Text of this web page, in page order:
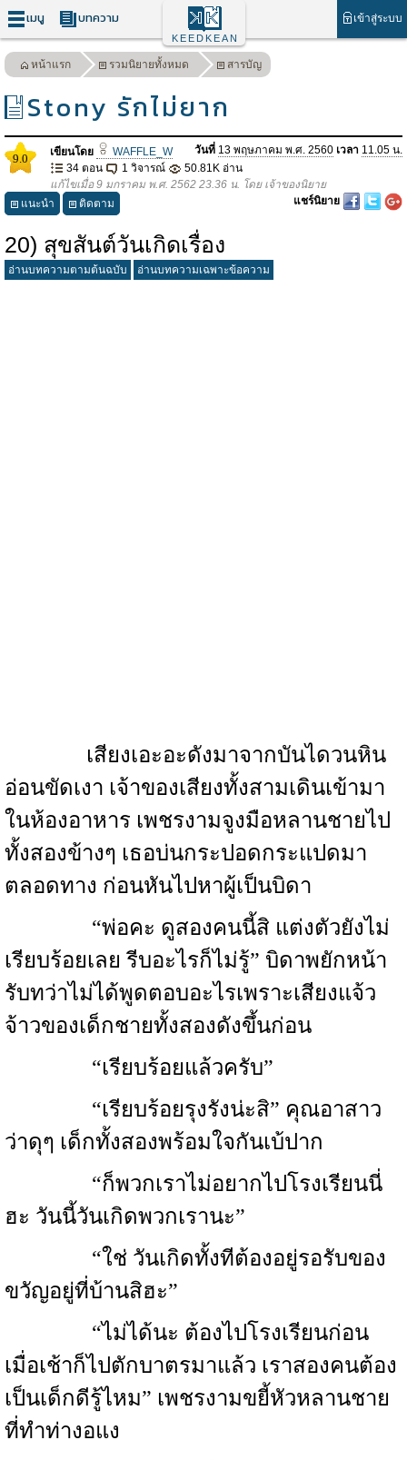
เมนู บทความ เข้าสู่ระบบ
KEEDKEAN
หน้าแรก รวมนิยายทั้งหมด สารบัญ
Stony รักไม่ยาก
9.0 เขียนโดย WAFFLE_W วันที่ 13 พฤษภาคม พ.ศ. 2560 เวลา 11.05 น.
34 ตอน
1 วิจารณ์
50.81K อ่าน
แก้ไขเมื่อ 9 มกราคม พ.ศ. 2562 23.36 น. โดย เจ้าของนิยาย
แนะนำ
ติดตาม แชร์นิยาย
20) สุขสันต์วันเกิดเรื่อง
อ่านบทความตามต้นฉบับ อ่านบทความเฉพาะข้อความ
เสียงเอะอะดังมาจากบันไดวนหิน
อ่อนขัดเงา เจ้าของเสียงทั้งสามเดินเข้ามา
ในห้องอาหาร เพชรงามจูงมือหลานชายไป
ทั้งสองข้างๆ เธอบ่นกระปอดกระแปดมา
ตลอดทาง ก่อนหันไปหาผู้เป็นบิดา
“พ่อคะ ดูสองคนนี้สิ แต่งตัวยังไม่
เรียบร้อยเลย รีบอะไรก็ไม่รู้” บิดาพยักหน้า
รับทว่าไม่ได้พูดตอบอะไรเพราะเสียงแจ้ว
จ้าวของเด็กชายทั้งสองดังขึ้นก่อน
“เรียบร้อยแล้วครับ”
“เรียบร้อยรุงรังน่ะสิ” คุณอาสาว
ว่าดุๆ เด็กทั้งสองพร้อมใจกันเบ้ปาก
“ก็พวกเราไม่อยากไปโรงเรียนนี่
ฮะ วันนี้วันเกิดพวกเรานะ”
“ใช่ วันเกิดทั้งทีต้องอยู่รอรับของ
ขวัญอยู่ที่บ้านสิฮะ”
“ไม่ได้นะ ต้องไปโรงเรียนก่อน
เมื่อเช้าก็ไปตักบาตรมาแล้ว เราสองคนต้อง
เป็นเด็กดีรู้ไหม” เพชรงามขยี้หัวหลานชาย
ที่ทำท่างอแง